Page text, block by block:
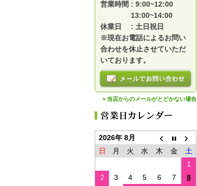
営業時間 : 9:00~12:00
13:00~14:00
休業日 : 土日祝日
※現在お電話によるお問い
合わせを休止させていただ
いております。
> 当店からのメールがとどかない場合
2026年 8月
日
月 火 水 木 金
土
1
2
3 4 5 6 7
8